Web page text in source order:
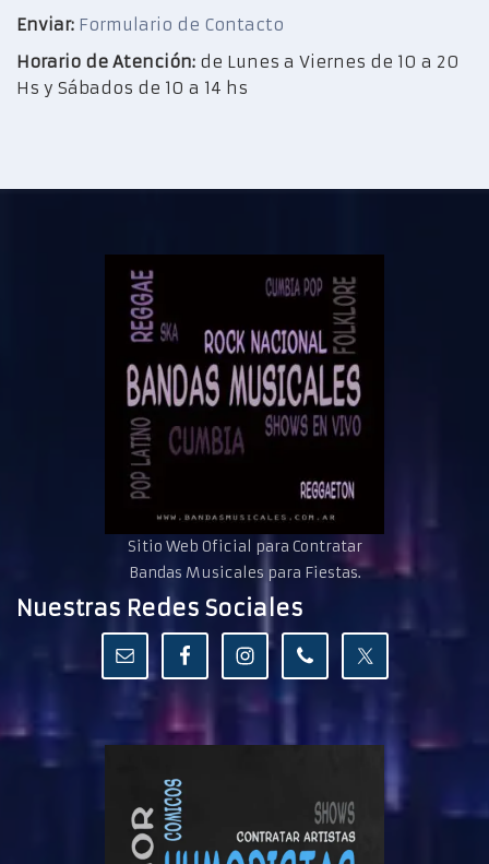
Enviar: Formulario de Contacto
Horario de Atención: de Lunes a Viernes de 10 a 20
Hs y Sábados de 10 a 14 hs
Sitio Web Oficial para Contratar
Bandas Musicales para Fiestas.
Nuestras Redes Sociales